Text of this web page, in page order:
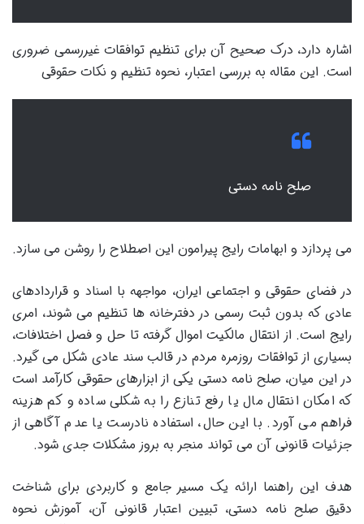
اشاره دارد، درک صحیح آن برای تنظیم توافقات غیررسمی ضروری
است. این مقاله به بررسی اعتبار، نحوه تنظیم و نکات حقوقی
صلح نامه دستی
می پردازد و ابهامات رایج پیرامون این اصطلاح را روشن می سازد.
در فضای حقوقی و اجتماعی ایران، مواجهه با اسناد و قراردادهای
عادی که بدون ثبت رسمی در دفترخانه ها تنظیم می شوند، امری
رایج است. از انتقال مالکیت اموال گرفته تا حل و فصل اختلافات،
بسیاری از توافقات روزمره مردم در قالب سند عادی شکل می گیرد.
در این میان، صلح نامه دستی یکی از ابزارهای حقوقی کارآمد است
که امکان انتقال مال یا رفع تنازع را به شکلی ساده و کم هزینه
فراهم می آورد. با این حال، استفاده نادرست یا عدم آگاهی از
جزئیات قانونی آن می تواند منجر به بروز مشکلات جدی شود.
هدف این راهنما ارائه یک مسیر جامع و کاربردی برای شناخت
دقیق صلح نامه دستی، تبیین اعتبار قانونی آن، آموزش نحوه